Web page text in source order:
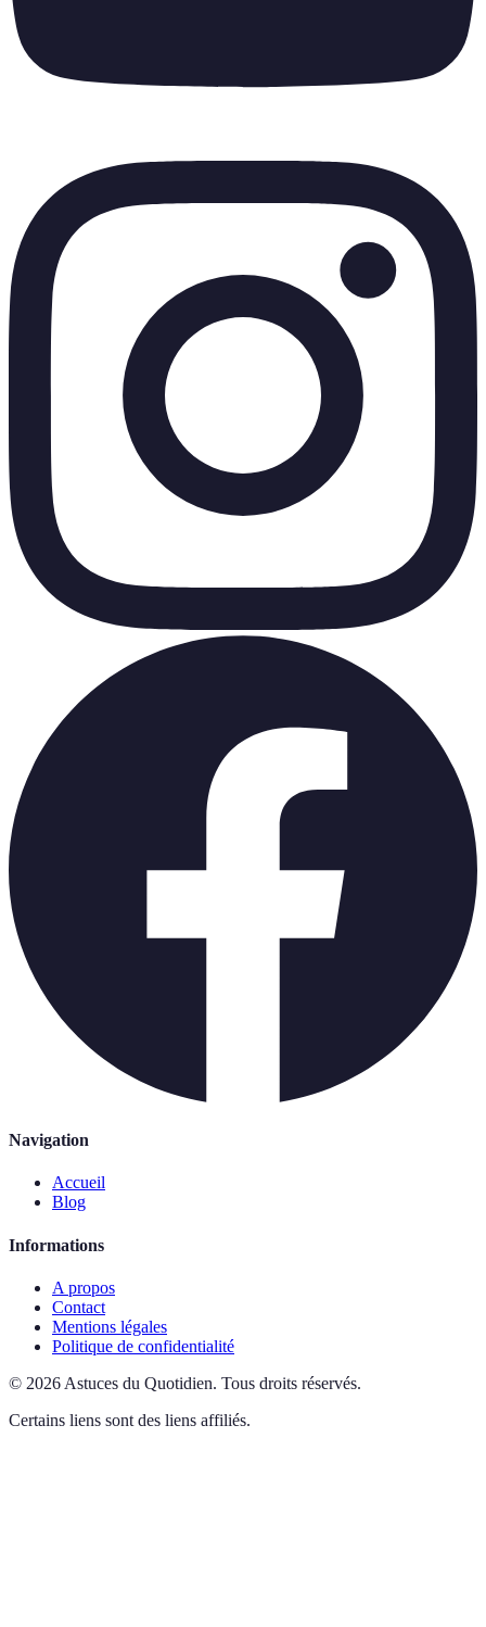
Navigation
Accueil
Blog
Informations
A propos
Contact
Mentions légales
Politique de confidentialité
© 2026 Astuces du Quotidien. Tous droits réservés.
Certains liens sont des liens affiliés.